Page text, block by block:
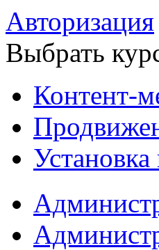
Авторизация
Выбрать
Контент-